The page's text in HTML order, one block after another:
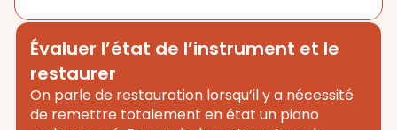
Évaluer l’état de l’instrument et le
restaurer
On parle de restauration lorsqu’il y a nécessité
de remettre totalement en état un piano